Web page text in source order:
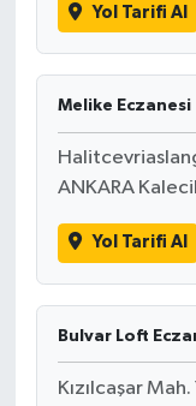
Yol Tarifi Al
Melike Eczanesi
ANKARA
Yol Tarifi Al
Bulvar Loft
Kızılcaşar